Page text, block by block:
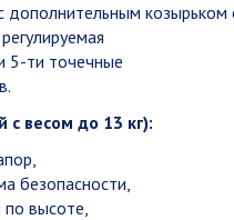
козырьком
5-ти точечные
с весом до 13 кг):
безопасности,
по высоте,